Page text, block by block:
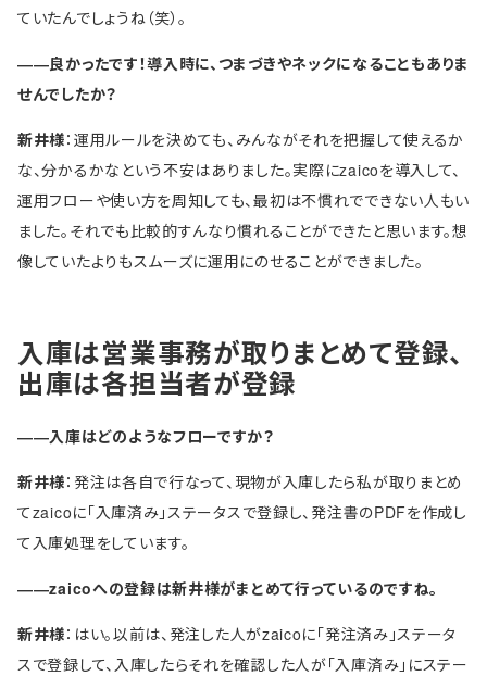
ていたんでしょうね（笑）。
――良かったです！導入時に、つまづきやネックになることもありま
せんでしたか？
新井様：運用ルールを決めても、みんながそれを把握して使えるか
な、分かるかなという不安はありました。実際にzaicoを導入して、
運用フローや使い方を周知しても、最初は不慣れでできない人もい
ました。それでも比較的すんなり慣れることができたと思います。想
像していたよりもスムーズに運用にのせることができました。
入庫は営業事務が取りまとめて登録、
出庫は各担当者が登録
――入庫はどのようなフローですか？
新井様：発注は各自で行なって、現物が入庫したら私が取りまとめ
てzaicoに「入庫済み」ステータスで登録し、発注書のPDFを作成し
て入庫処理をしています。
――zaicoへの登録は新井様がまとめて行っているのですね。
新井様：はい。以前は、発注した人がzaicoに「発注済み」ステータ
スで登録して、入庫したらそれを確認した人が「入庫済み」にステー